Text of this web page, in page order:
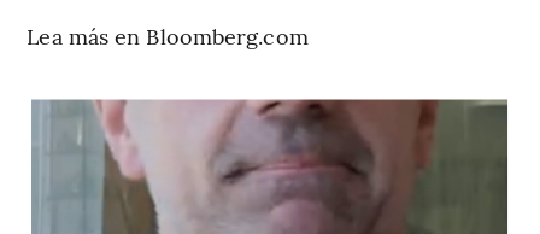
Lea más en Bloomberg.com